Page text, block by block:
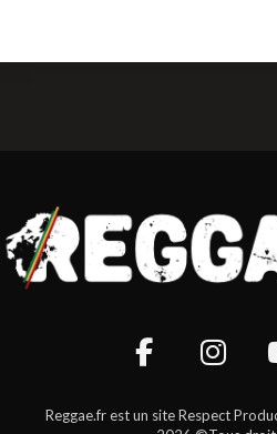
Reggae.fr est un site Respect